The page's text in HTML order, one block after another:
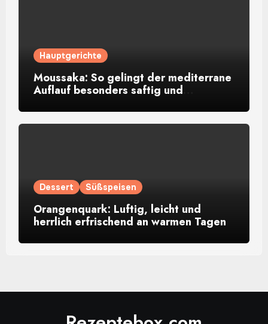
Hauptgerichte
Moussaka: So gelingt der mediterrane
Auflauf besonders saftig und
Dessert Süßspeisen
Orangenquark: Luftig, leicht und
herrlich erfrischend an warmen Tagen